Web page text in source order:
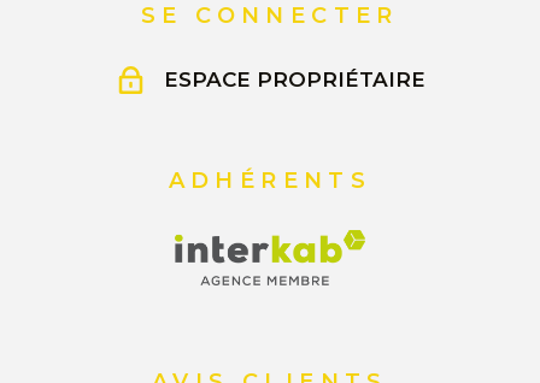
SE CONNECTER
ESPACE PROPRIÉTAIRE
ADHÉRENTS